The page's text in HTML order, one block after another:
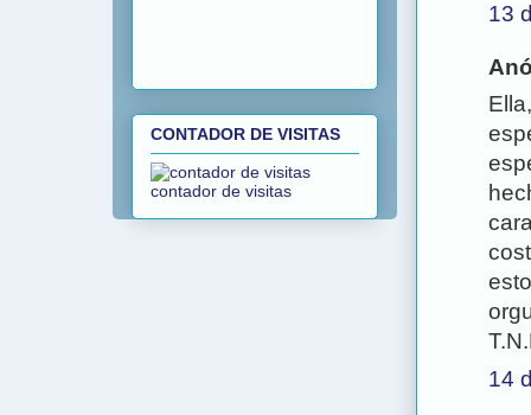
13
14
CONTADOR DE VISITAS
contador de visitas